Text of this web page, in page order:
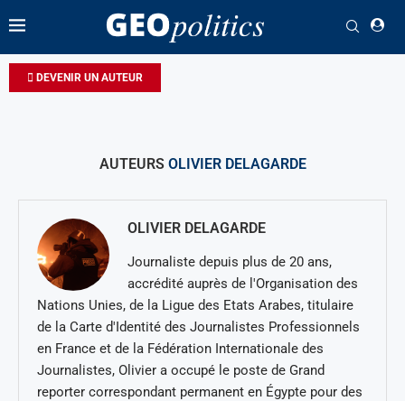
DEVENIR UN AUTEUR
AUTEURS OLIVIER DELAGARDE
OLIVIER DELAGARDE
Journaliste depuis plus de 20 ans,
accrédité auprès de l'Organisation des
Nations Unies, de la Ligue des Etats Arabes, titulaire
de la Carte d'Identité des Journalistes Professionnels
en France et de la Fédération Internationale des
Journalistes, Olivier a occupé le poste de Grand
reporter correspondant permanent en Égypte pour des